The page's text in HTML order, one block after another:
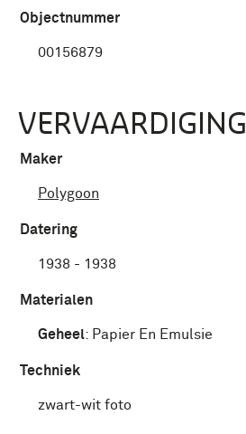
Objectnummer
00156879
VERVAARDIGING
Maker
Polygoon
Datering
1938 - 1938
Materialen
Geheel: Papier En Emulsie
Techniek
zwart-wit foto